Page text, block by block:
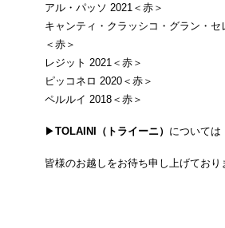
アル・パッソ 2021＜赤＞
キャンティ・クラッシコ・グラン・セ
＜赤＞
レジット 2021＜赤＞
ピッコネロ 2020＜赤＞
ペルルイ 2018＜赤＞
▶TOLAINI（トライーニ） については
皆様のお越しをお待ち申し上げており